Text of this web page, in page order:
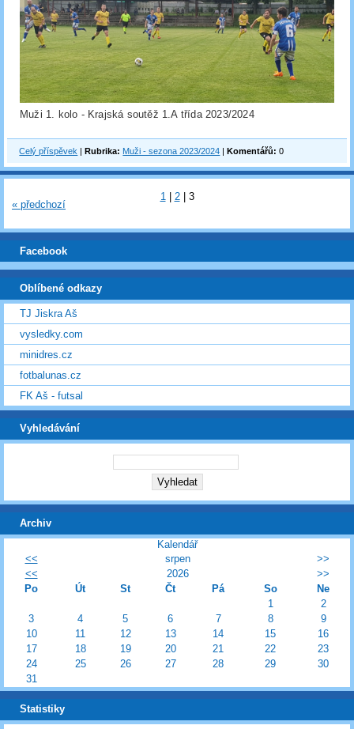
Muži 1. kolo - Krajská soutěž 1.A třída 2023/2024
Celý příspěvek |Rubrika: Muži - sezona 2023/2024 |Komentářů: 0
« předchozí
1 2 3
Facebook
Oblíbené odkazy
TJ Jiskra Aš
vysledky.com
minidres.cz
fotbalunas.cz
FK Aš - futsal
Vyhledávání
Archiv
Kalendář
<<
srpen
>>
<<
2026
>>
Po
Út St Čt Pá So
Ne
1
2
3
4 5 6 7 8
9
10
11 12 13 14 15
16
17
18 19 20 21 22
23
24
25 26 27 28 29
30
31
Statistiky